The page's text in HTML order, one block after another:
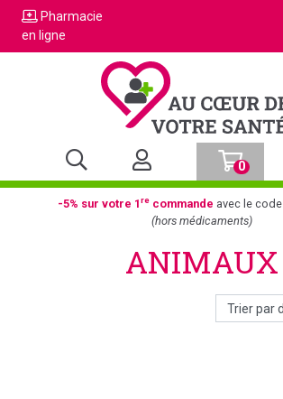
Pharmacie
en ligne
0
-5% sur votre 1recommande avec le code
(hors médicaments)
ANIMAUX